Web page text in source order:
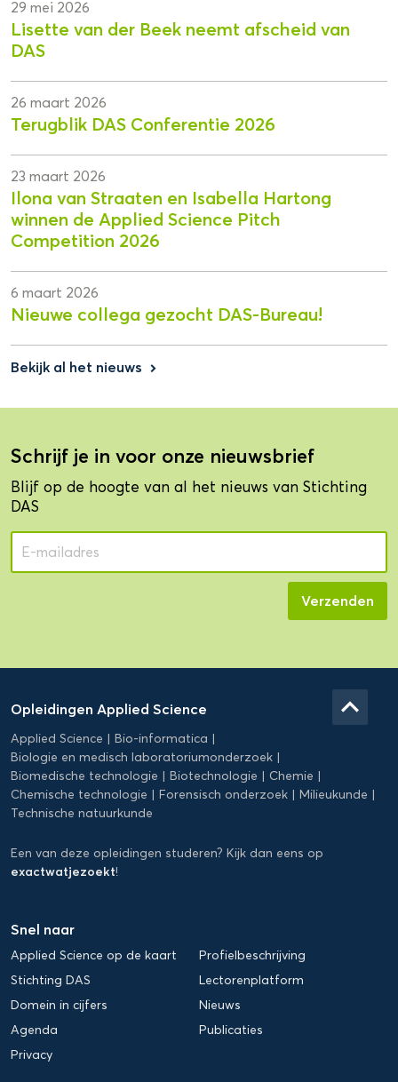
29 mei 2026
Lisette van der Beek neemt afscheid van
DAS
26 maart 2026
Terugblik DAS Conferentie 2026
23 maart 2026
Ilona van Straaten en Isabella Hartong
winnen de Applied Science Pitch
Competition 2026
6 maart 2026
Nieuwe collega gezocht DAS-Bureau!
Bekijk al het nieuws keyboard_arrow_right
Schrijf je in voor onze nieuwsbrief
Blijf op de hoogte van al het nieuws van Stichting
DAS
Applied
Science
Opleidingen Applied Science
Applied Science
Bio-informatica
Biologie en medisch laboratoriumonderzoek
Biomedische technologie
Biotechnologie
Chemie
Chemische technologie
Forensisch onderzoek
Milieukunde
Technische natuurkunde
Een van deze opleidingen studeren? Kijk dan eens op
exactwatjezoekt!
Snel naar
Applied Science op de kaart
Profielbeschrijving
Stichting DAS
Lectorenplatform
Domein in cijfers
Nieuws
Agenda
Publicaties
Privacy
keyboard_arrow_up